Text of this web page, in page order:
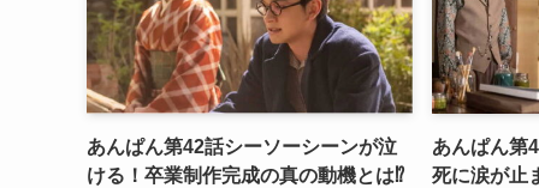
あんぱん第42話シーソーシーンが泣
ける！卒業制作完成の真の動機とは⁉
あんぱん第
死に涙が止